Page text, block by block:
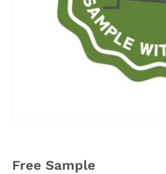
Free Sample